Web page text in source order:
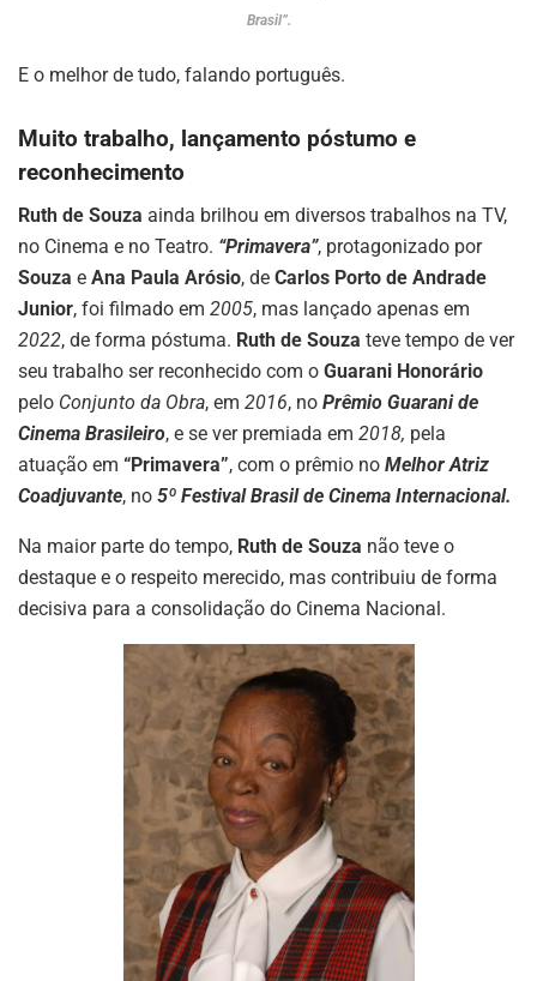
Brasil”.
E o melhor de tudo, falando português.
Muito trabalho, lançamento póstumo e
reconhecimento
Ruth de Souza ainda brilhou em diversos trabalhos na TV,
no Cinema e no Teatro. “Primavera”, protagonizado por
Souza e Ana Paula Arósio, de Carlos Porto de Andrade
Junior, foi filmado em 2005, mas lançado apenas em
2022, de forma póstuma. Ruth de Souza teve tempo de ver
seu trabalho ser reconhecido com o Guarani Honorário
pelo Conjunto da Obra, em 2016, no Prêmio Guarani de
Cinema Brasileiro, e se ver premiada em 2018, pela
atuação em “Primavera”, com o prêmio no Melhor Atriz
Coadjuvante, no 5º Festival Brasil de Cinema Internacional.
Na maior parte do tempo, Ruth de Souza não teve o
destaque e o respeito merecido, mas contribuiu de forma
decisiva para a consolidação do Cinema Nacional.